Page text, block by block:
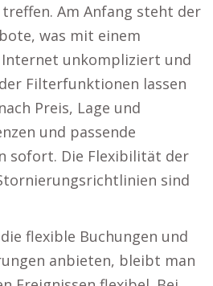
Am Anfang steht der
was mit einem
unkompliziert und
Filterfunktionen lassen
Preis, Lage und
und passende
sofort. Die Flexibilität der
sind
flexible Buchungen und
anbieten, bleibt man